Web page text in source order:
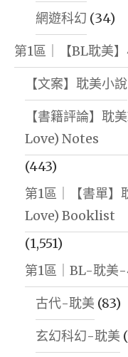
網遊科幻 (34)
第1區｜【BL耽美
【文案】耽美小說
【書籍評論】耽
Love) Notes
(443)
第1區｜【書單】
Love) Booklist
(1,551)
第1區｜BL-耽美
古代-耽美 (83)
玄幻科幻-耽美